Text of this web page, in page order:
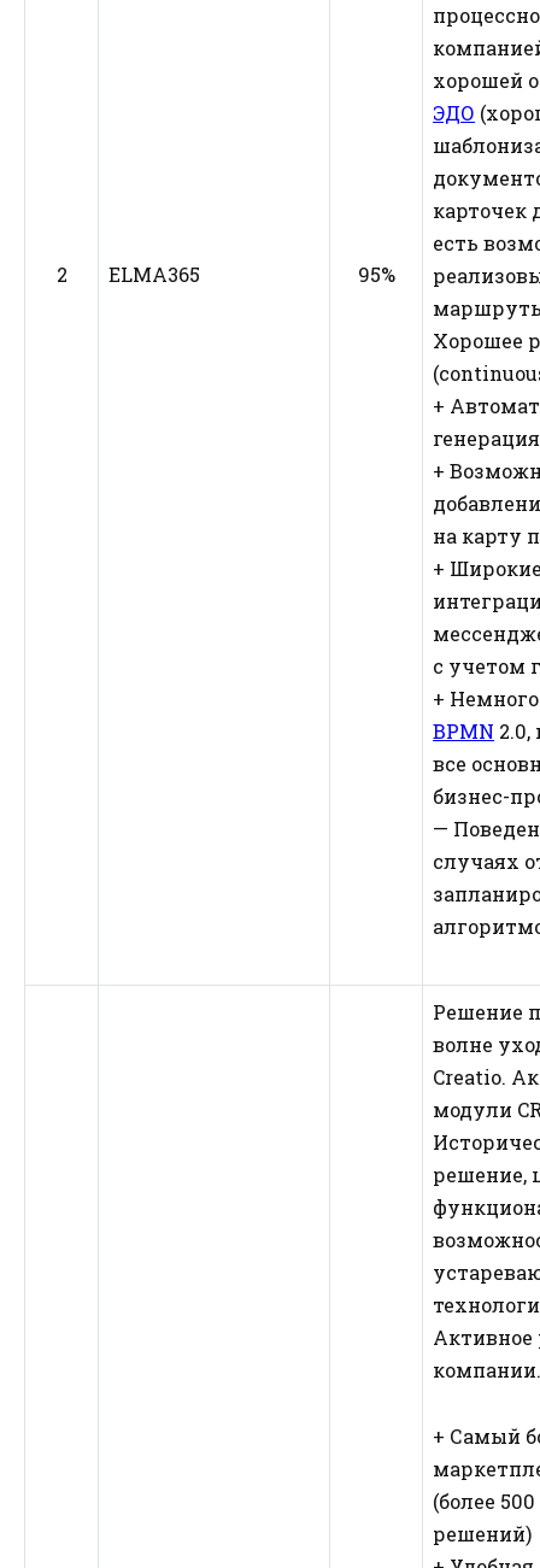
2 ELMA365 95%
хорошей
ЭДО
карточек
есть
Хорошее
+
+
на карту
+
с учетом
+
BPMN 2.0,
все
бизнес-
—
случаях
Решение
волне
Creatio.
модули
решение,
Активное
+ Самый
(более
решений)